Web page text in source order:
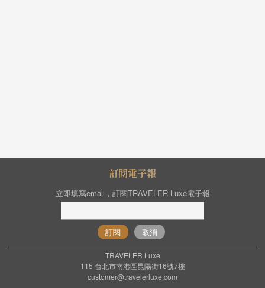
訂閱電子報
立即填寫email，訂閱TRAVELER Luxe電子報
訂閱 取消
TRAVELER Luxe
115 台北市南港區昆陽街16號7樓
customer@travelerluxe.com